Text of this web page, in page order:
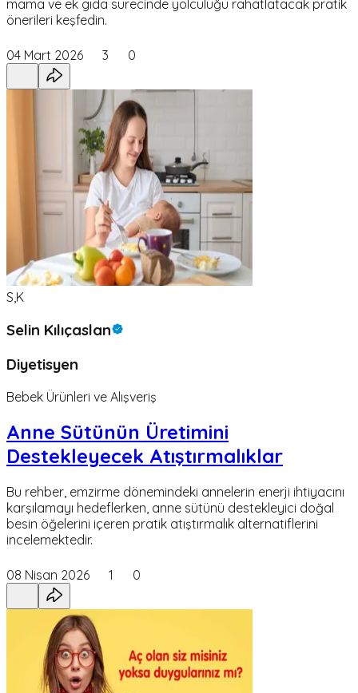
mama ve ek gıda sürecinde yolculuğu rahatlatacak pratik
önerileri keşfedin.
04 Mart 2026 3 0
S,K
Selin Kılıçaslan
Diyetisyen
Bebek Ürünleri ve Alışveriş
Anne Sütünün Üretimini
Destekleyecek Atıştırmalıklar
Bu rehber, emzirme dönemindeki annelerin enerji ihtiyacını
karşılamayı hedeflerken, anne sütünü destekleyici doğal
besin öğelerini içeren pratik atıştırmalık alternatiflerini
incelemektedir.
08 Nisan 2026 1 0